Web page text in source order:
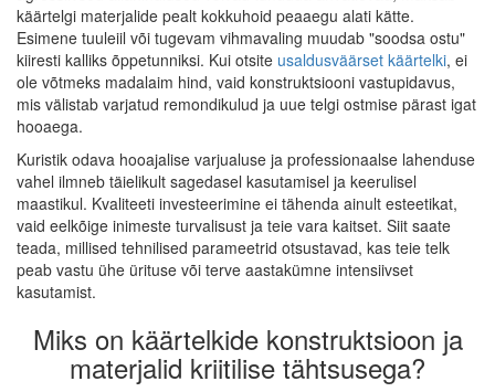
käärtelgi materjalide pealt kokkuhoid peaaegu alati kätte.
Esimene tuuleiil või tugevam vihmavaling muudab "soodsa ostu"
kiiresti kalliks õppetunniksi. Kui otsite usaldusväärset käärtelki, ei
ole võtmeks madalaim hind, vaid konstruktsiooni vastupidavus,
mis välistab varjatud remondikulud ja uue telgi ostmise pärast igat
hooaega.
Kuristik odava hooajalise varjualuse ja professionaalse lahenduse
vahel ilmneb täielikult sagedasel kasutamisel ja keerulisel
maastikul. Kvaliteeti investeerimine ei tähenda ainult esteetikat,
vaid eelkõige inimeste turvalisust ja teie vara kaitset. Siit saate
teada, millised tehnilised parameetrid otsustavad, kas teie telk
peab vastu ühe ürituse või terve aastakümne intensiivset
kasutamist.
Miks on käärtelkide konstruktsioon ja
materjalid kriitilise tähtsusega?